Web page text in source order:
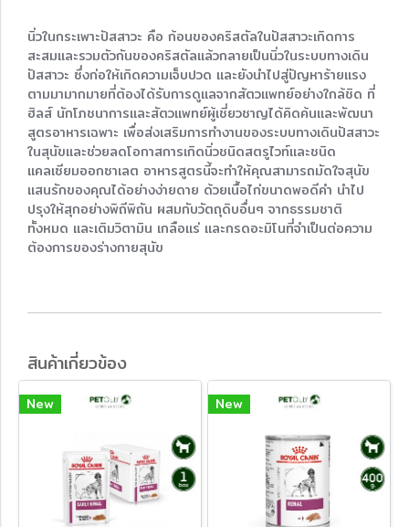
นิ่วในกระเพาะปัสสาวะ คือ ก้อนของคริสตัลในปัสสาวะเกิดการ
สะสมและรวมตัวกันของคริสตัลแล้วกลายเป็นนิ่วในระบบทางเดิน
ปัสสาวะ ซึ่งก่อให้เกิดความเจ็บปวด และยังนำไปสู่ปัญหาร้ายแรง
ตามมามากมายที่ต้องได้รับการดูแลจากสัตวแพทย์อย่างใกล้ชิด ที่
ฮิลส์ นักโภชนาการและสัตวแพทย์ผู้เชี่ยวชาญได้คิดค้นและพัฒนา
สูตรอาหารเฉพาะ เพื่อส่งเสริมการทำงานของระบบทางเดินปัสสาวะ
ในสุนัขและช่วยลดโอกาสการเกิดนิ่วชนิดสตรูไวท์และชนิด
แคลเซียมออกซาเลต อาหารสูตรนี้จะทำให้คุณสามารถมัดใจสุนัข
แสนรักของคุณได้อย่างง่ายดาย ด้วยเนื้อไก่ขนาดพอดีคำ นำไป
ปรุงให้สุกอย่างพิถีพิถัน ผสมกับวัตถุดิบอื่นๆ จากธรรมชาติ
ทั้งหมด และเติมวิตามิน เกลือแร่ และกรดอะมิโนที่จำเป็นต่อความ
ต้องการของร่างกายสุนัข
สินค้าเกี่ยวข้อง
New New